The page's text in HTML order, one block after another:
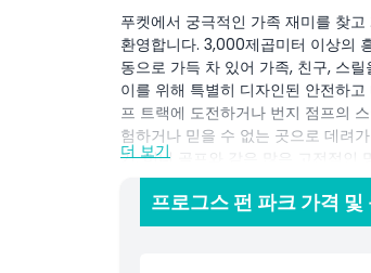
푸켓에서 궁극적인 가족 재미를 찾
환영합니다. 3,000제곱미터 이상의
동으로 가득 차 있어 가족, 친구, 스
이를 위해 특별히 디자인된 안전하
프 트랙에 도전하거나 번지 점프의
험하거나 믿을 수 없는 곳으로 데려
기, 미니 골프와 같은 많은 고전적인
쇼, 마스코트 공연을 감상하며 휴식
휴식을 원하든, 푸켓에서 잊지 못할
더 보기
프로그스 펀 파크 가격 및